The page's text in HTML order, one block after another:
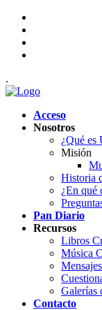
.
Acceso
Nosotros
¿Qué es
Misión
Historia
¿En qué
Pan Diario
Recursos
Libros
Música
Galerías
Contacto